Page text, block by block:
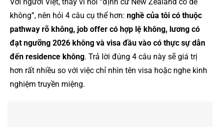
không”, nên hỏi 4 câu cụ thể hơn: nghề của tôi có thuộc
pathway rõ không, job offer có hợp lệ không, lương có
đạt ngưỡng 2026 không và visa đầu vào có thực sự dẫn
đến residence không. Trả lời đúng 4 câu này sẽ giá trị
hơn rất nhiều so với việc chỉ nhìn tên visa hoặc nghe kinh
nghiệm truyền miệng.